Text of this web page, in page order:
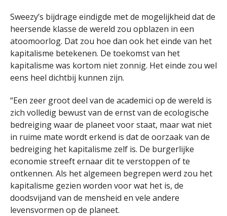
Sweezy’s bijdrage eindigde met de mogelijkheid dat de
heersende klasse de wereld zou opblazen in een
atoomoorlog. Dat zou hoe dan ook het einde van het
kapitalisme betekenen. De toekomst van het
kapitalisme was kortom niet zonnig. Het einde zou wel
eens heel dichtbij kunnen zijn.
“Een zeer groot deel van de academici op de wereld is
zich volledig bewust van de ernst van de ecologische
bedreiging waar de planeet voor staat, maar wat niet
in ruime mate wordt erkend is dat de oorzaak van de
bedreiging het kapitalisme zelf is. De burgerlijke
economie streeft ernaar dit te verstoppen of te
ontkennen. Als het algemeen begrepen werd zou het
kapitalisme gezien worden voor wat het is, de
doodsvijand van de mensheid en vele andere
levensvormen op de planeet.